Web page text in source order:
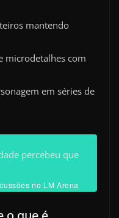
mantendo
microdetalhes com
em séries de
percebeu que
no LM Arena